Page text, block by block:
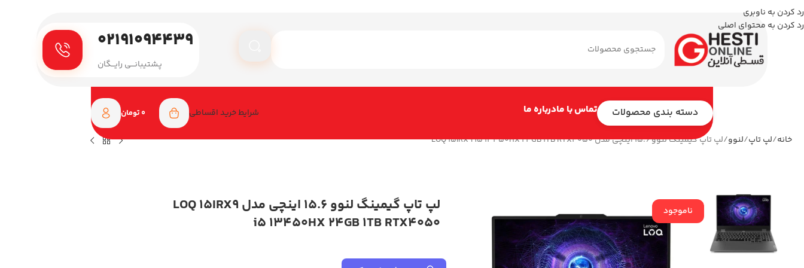
رد کردن به ناوبری
رد کردن به محتوای اصلی
۰۲۱۹۱۰۹۴۴۳۹
پـشتیبانـــی رایـــگان
دسته بندی محصولات تماس با مادرباره ما شرایط خرید اقساطی 0 تومان
خانه لپ تاپ لنوو لپ تاپ گیمینگ لنوو 15.6 اینچی مدل LOQ 15IRX9 i5 13450HX 24GB 1TB RTX4050
ناموجود
لپ تاپ گیمینگ لنوو 15.6 اینچی مدل LOQ 15IRX9
i5 13450HX 24GB 1TB RTX4050